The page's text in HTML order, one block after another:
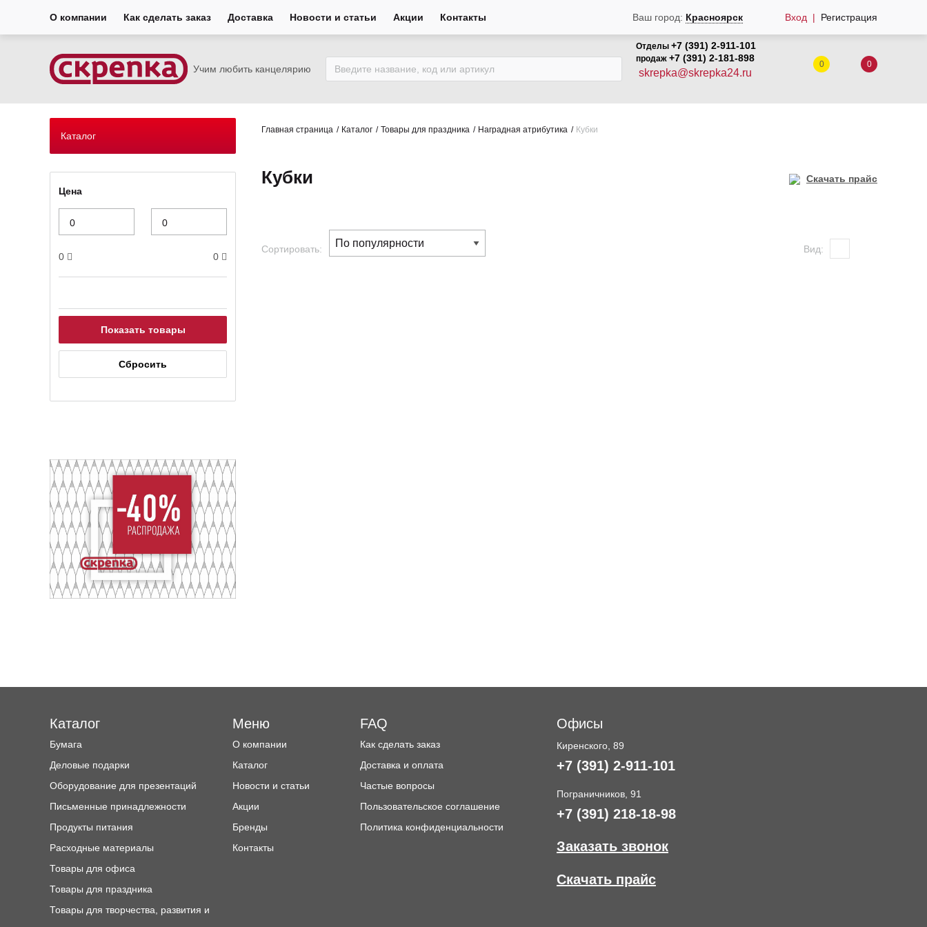
О компании Как сделать заказ Доставка Новости и статьи Акции Контакты Ваш город: Красноярск Вход Регистрация
Учим любить канцелярию
Отделы +7 (391) 2-911-101
продаж +7 (391) 2-181-898
skrepka@skrepka24.ru
0 0
Каталог
Цена
0 0
Главная страница Каталог Товары для праздника Наградная атрибутика Кубки
Кубки Скачать прайс
Сортировать: Вид:
Каталог
Бумага
Деловые подарки
Оборудование для презентаций
Письменные принадлежности
Продукты питания
Расходные материалы
Товары для офиса
Товары для праздника
Товары для творчества, развития и
Меню
О компании
Каталог
Новости и статьи
Акции
Бренды
Контакты
FAQ
Как сделать заказ
Доставка и оплата
Частые вопросы
Пользовательское соглашение
Политика конфиденциальности
Офисы
Киренского, 89
+7 (391) 2-911-101
Пограничников, 91
+7 (391) 218-18-98
Заказать звонок
Скачать прайс